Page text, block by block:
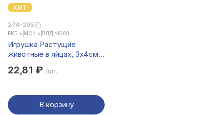
ХИТ
274-295
ЕКБ × МСК × ВЛД >1000
Игрушка Растущие
животные в яйцах, 3х4см,
22,81 ₽ /шт.
В корзину